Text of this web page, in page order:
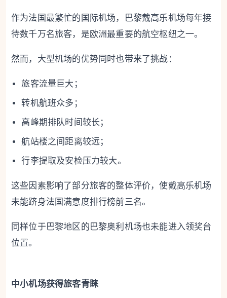
作为法国最繁忙的国际机场，巴黎戴高乐机场每年接
待数千万名旅客，是欧洲最重要的航空枢纽之一。
然而，大型机场的优势同时也带来了挑战：
旅客流量巨大；
转机航班众多；
高峰期排队时间较长；
航站楼之间距离较远；
行李提取及安检压力较大。
这些因素影响了部分旅客的整体评价，使戴高乐机场
未能跻身法国满意度排行榜前三名。
同样位于巴黎地区的巴黎奥利机场也未能进入领奖台
位置。
中小机场获得旅客青睐